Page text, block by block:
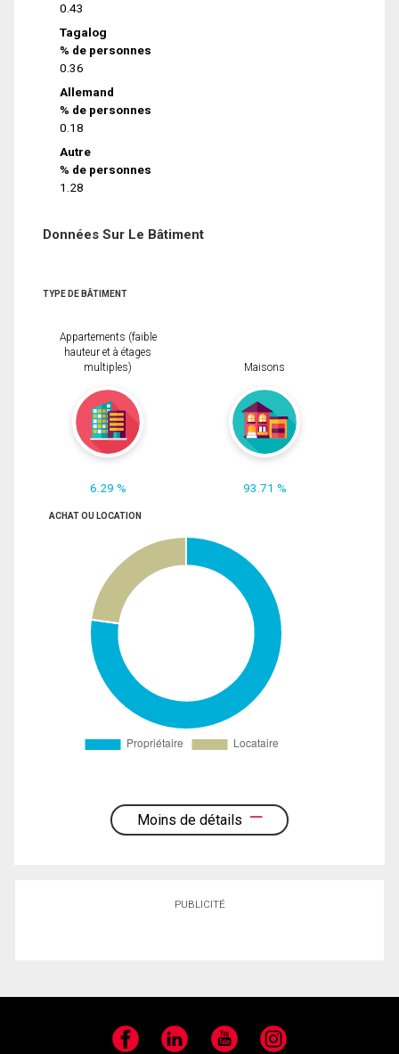
0.43
Tagalog
% de personnes
0.36
Allemand
% de personnes
0.18
Autre
% de personnes
1.28
Données Sur Le Bâtiment
TYPE DE BÂTIMENT
Appartements (faible
hauteur et à étages
multiples)
6.29 %
Maisons
93.71 %
ACHAT OU LOCATION
Moins de détails
PUBLICITÉ
Facebook LinkedIn YouTube Instagram